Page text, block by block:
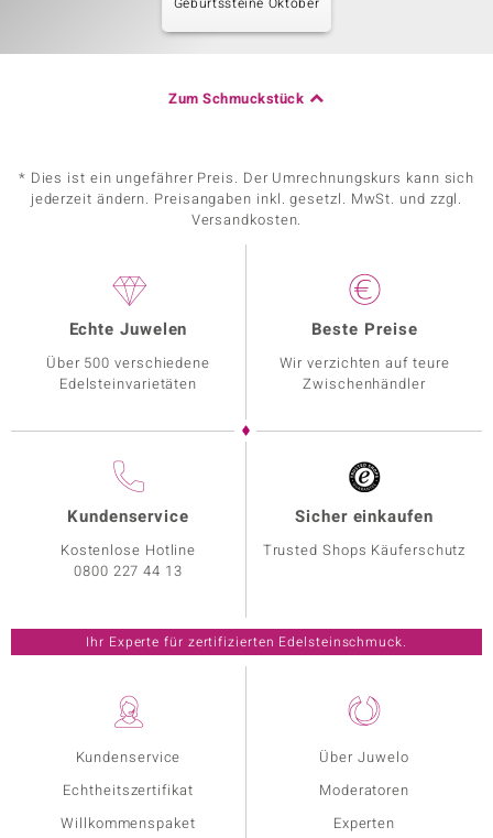
Zum Schmuckstück
* Dies ist ein ungefährer Preis. Der Umrechnungskurs kann sich
jederzeit ändern. Preisangaben inkl. gesetzl. MwSt. und zzgl.
Versandkosten.
Kundenservice
Echtheitszertifikat
Willkommenspaket
Über Juwelo
Moderatoren
Experten
Echte Juwelen
Über 500 verschiedene
Edelsteinvarietäten
Beste Preise
Wir verzichten auf teure
Zwischenhändler
Kundenservice
Kostenlose Hotline
0800 227 44 13
Sicher einkaufen
Trusted Shops Käuferschutz
Ihr Experte für zertifizierten Edelsteinschmuck.